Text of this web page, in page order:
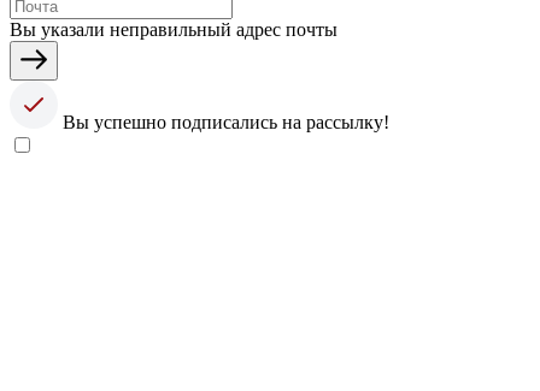
Вы указали неправильный адрес почты
Вы успешно подписались на рассылку!